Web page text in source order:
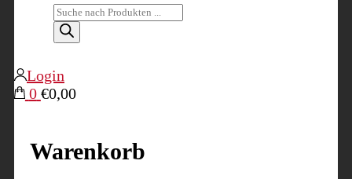
Products
search
Login
0 €0,00
Warenkorb